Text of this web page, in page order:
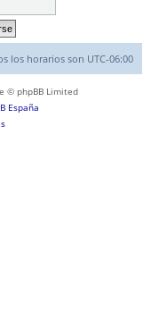
los horarios son UTC-06:00
© phpBB Limited
España